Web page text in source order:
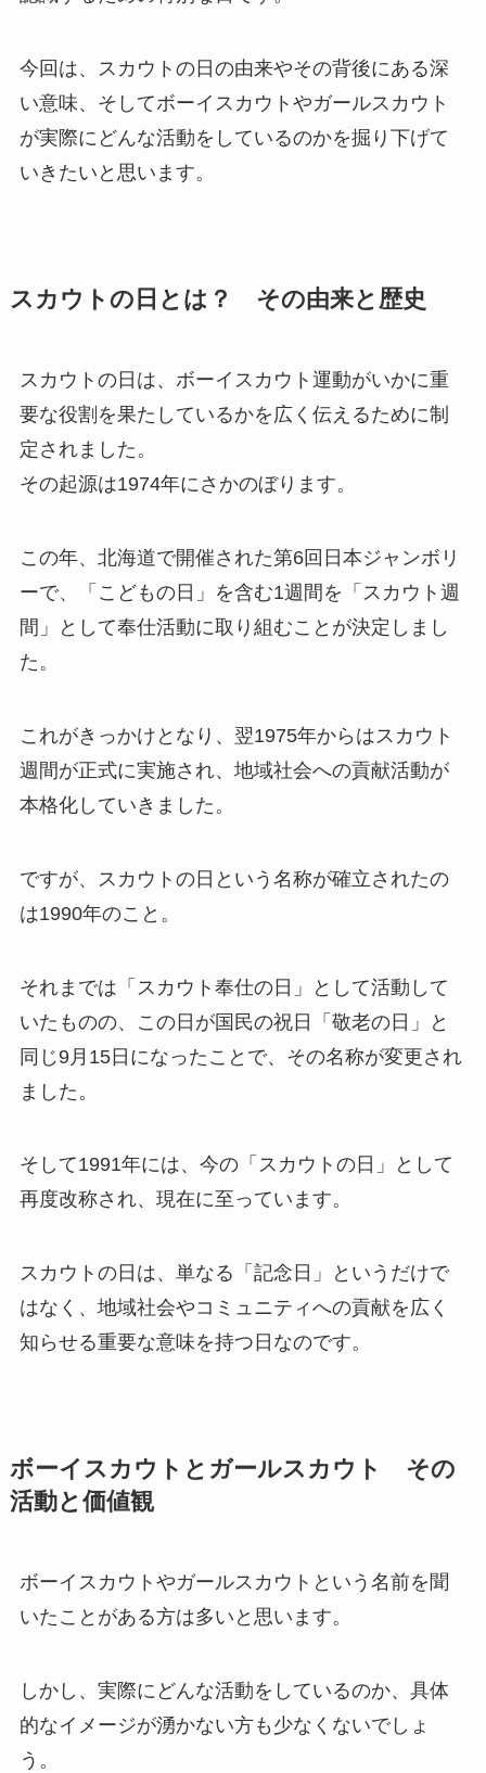
今回は、スカウトの日の由来やその背後にある深
い意味、そしてボーイスカウトやガールスカウト
が実際にどんな活動をしているのかを掘り下げて
いきたいと思います。
スカウトの日とは？ その由来と歴史
スカウトの日は、ボーイスカウト運動がいかに重
要な役割を果たしているかを広く伝えるために制
定されました。
その起源は1974年にさかのぼります。
この年、北海道で開催された第6回日本ジャンボリ
ーで、「こどもの日」を含む1週間を「スカウト週
間」として奉仕活動に取り組むことが決定しまし
た。
これがきっかけとなり、翌1975年からはスカウト
週間が正式に実施され、地域社会への貢献活動が
本格化していきました。
ですが、スカウトの日という名称が確立されたの
は1990年のこと。
それまでは「スカウト奉仕の日」として活動して
いたものの、この日が国民の祝日「敬老の日」と
同じ9月15日になったことで、その名称が変更され
ました。
そして1991年には、今の「スカウトの日」として
再度改称され、現在に至っています。
スカウトの日は、単なる「記念日」というだけで
はなく、地域社会やコミュニティへの貢献を広く
知らせる重要な意味を持つ日なのです。
ボーイスカウトとガールスカウト その
活動と価値観
ボーイスカウトやガールスカウトという名前を聞
いたことがある方は多いと思います。
しかし、実際にどんな活動をしているのか、具体
的なイメージが湧かない方も少なくないでしょ
う。